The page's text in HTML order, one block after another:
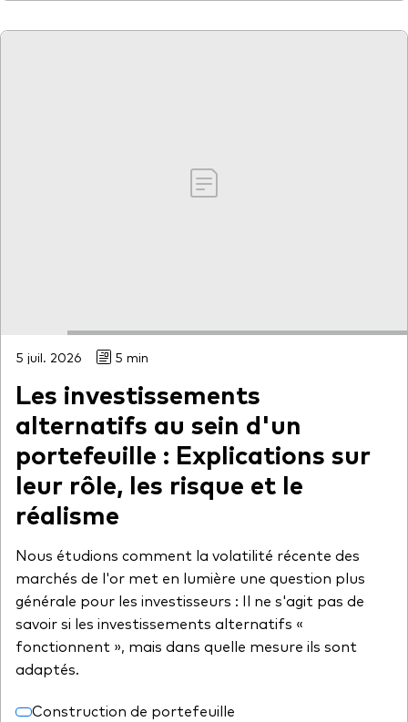
5 juil. 2026 5 min
Les investissements
alternatifs au sein d'un
portefeuille : Explications sur
leur rôle, les risque et le
réalisme
Nous étudions comment la volatilité récente des
marchés de l'or met en lumière une question plus
générale pour les investisseurs : Il ne s'agit pas de
savoir si les investissements alternatifs «
fonctionnent », mais dans quelle mesure ils sont
adaptés.
Construction de portefeuille